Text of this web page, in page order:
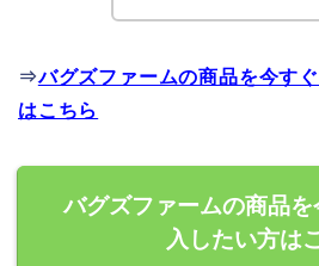
⇒バグズファームの商品を今す
はこちら
バグズファームの商品
入したい方は